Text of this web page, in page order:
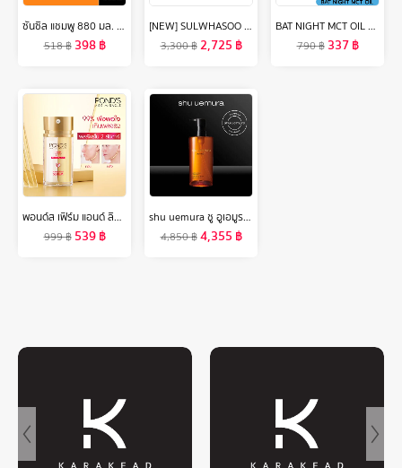
ซันซิล แชมพู 880 มล. Sunsilk Shampoo 880 ml. ( ยาสระผม ครีมสระผม แชมพู shampoo ) ของแท้
518฿ 398฿
[NEW] SULWHASOO Concentrated Ginseng Rejuvenating Emulsion 125ml. โซลวาซู อิมัลชั่นโสมเกาหลีช่วยลดเลือนริ้วรอย เพิ่มความยืดหยุ่น ฟื้นฟูผิว อิมัลชั่นซัลวาซู (ปรับสูตรใหม่)
3,300฿2,725 ฿
BAT NIGHT MCT OIL แบท ไนท์ หลับสนิท เบิร์นไขมัน เผาพลาญระหว่างนอนหลับ
790฿ 337฿
พอนด์ส เฟิร์ม แอนด์ ลิฟท์ 3 Step กรอบหน้าเป๊ะ ผิวเฟิร์มกระชับ ใน 4 สัปดาห์
999฿ 539฿
shu uemura ชู อูเอมูระ คลีนซิ่งออยล์ ultime8 sublime tsubaki cleansing oil 450 ml สูตรน้ำมันหอมระเหยจากสึบากิ เพื่อบำรุงผิว 8 ประการ เผยผิวสวย ชุ่มชื้น อิ่มฟู
4,850฿4,355 ฿